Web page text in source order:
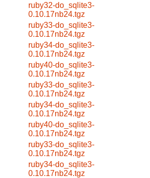
ruby32-do_sqlite3-
0.10.17nb24.tgz
ruby33-do_sqlite3-
0.10.17nb24.tgz
ruby34-do_sqlite3-
0.10.17nb24.tgz
ruby40-do_sqlite3-
0.10.17nb24.tgz
ruby33-do_sqlite3-
0.10.17nb24.tgz
ruby34-do_sqlite3-
0.10.17nb24.tgz
ruby40-do_sqlite3-
0.10.17nb24.tgz
ruby33-do_sqlite3-
0.10.17nb24.tgz
ruby34-do_sqlite3-
0.10.17nb24.tgz